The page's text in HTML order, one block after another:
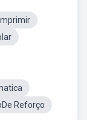
Reforço